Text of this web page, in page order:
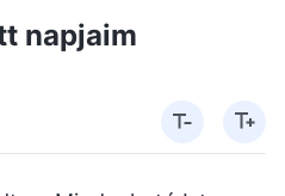
napjaim